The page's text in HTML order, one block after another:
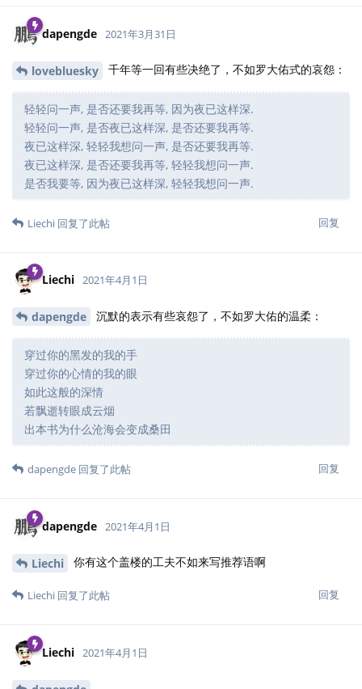
dapengde 2021年3月31日
lovebluesky 千年等一回有些决绝了，不如罗大佑式的哀怨：
轻轻问一声, 是否还要我再等, 因为夜已这样深.
轻轻问一声, 是否夜已这样深, 是否还要我再等.
夜已这样深, 轻轻我想问一声, 是否还要我再等.
夜已这样深, 是否还要我再等, 轻轻我想问一声.
是否我要等, 因为夜已这样深, 轻轻我想问一声.
回复
Liechi 回复了此帖
Liechi 2021年4月1日
dapengde 沉默的表示有些哀怨了，不如罗大佑的温柔：
穿过你的黑发的我的手
穿过你的心情的我的眼
如此这般的深情
若飘逝转眼成云烟
出本书为什么沧海会变成桑田
回复
dapengde 回复了此帖
dapengde 2021年4月1日
Liechi 你有这个盖楼的工夫不如来写推荐语啊
回复
Liechi 回复了此帖
Liechi 2021年4月1日